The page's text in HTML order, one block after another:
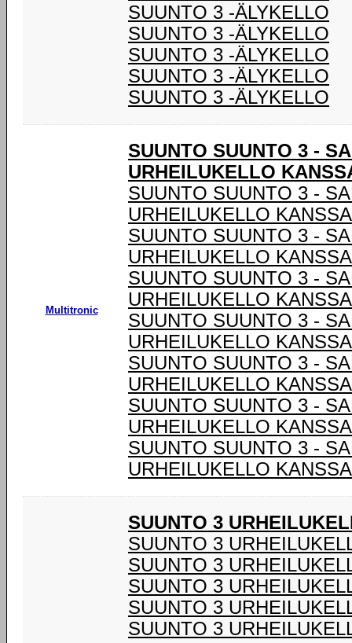
SUUNTO 3 -ÄLYKELLO
SUUNTO 3 -ÄLYKELLO
SUUNTO 3 -ÄLYKELLO
SUUNTO 3 -ÄLYKELLO
SUUNTO 3 -ÄLYKELLO
Multitronic
SUUNTO SUUNTO 3 -
URHEILUKELLO
SUUNTO SUUNTO 3 -
URHEILUKELLO
SUUNTO SUUNTO 3 -
URHEILUKELLO
SUUNTO SUUNTO 3 -
URHEILUKELLO
SUUNTO SUUNTO 3 -
URHEILUKELLO
SUUNTO SUUNTO 3 -
URHEILUKELLO
SUUNTO SUUNTO 3 -
URHEILUKELLO
SUUNTO SUUNTO 3 -
URHEILUKELLO
SUUNTO 3
SUUNTO 3
SUUNTO 3
SUUNTO 3
SUUNTO 3
SUUNTO 3